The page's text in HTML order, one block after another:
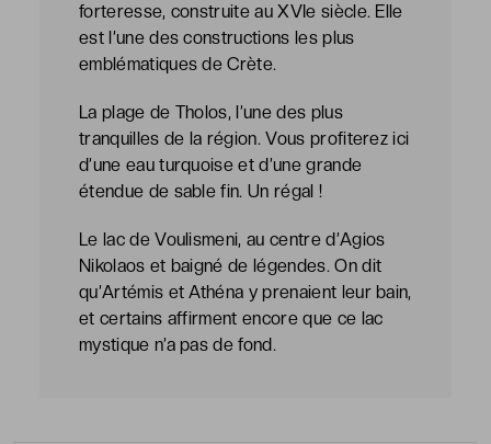
forteresse, construite au XVIe siècle. Elle
est l’une des constructions les plus
emblématiques de Crète.
La plage de Tholos, l’une des plus
tranquilles de la région. Vous profiterez ici
d’une eau turquoise et d’une grande
étendue de sable fin. Un régal !
Le lac de Voulismeni, au centre d’Agios
Nikolaos et baigné de légendes. On dit
qu’Artémis et Athéna y prenaient leur bain,
et certains affirment encore que ce lac
mystique n’a pas de fond.